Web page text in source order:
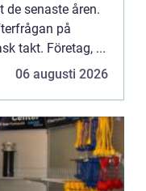
senaste åren.
på
takt. Företag, ...
06 augusti 2026